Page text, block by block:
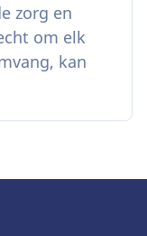
zorg en
om elk
kan